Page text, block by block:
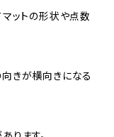
マットの形状や点数
きが横向きになる